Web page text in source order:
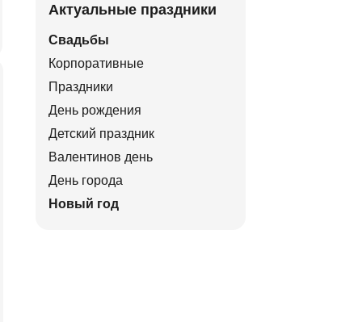
Актуальные праздники
Свадьбы
Корпоративные
Праздники
День рождения
Детский праздник
Валентинов день
День города
Новый год